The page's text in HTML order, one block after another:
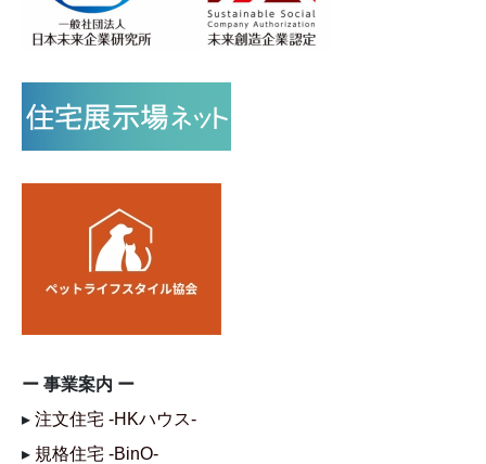
ー 事業案内 ー
▸ 注文住宅 -HKハウス-
▸ 規格住宅 -BinO-